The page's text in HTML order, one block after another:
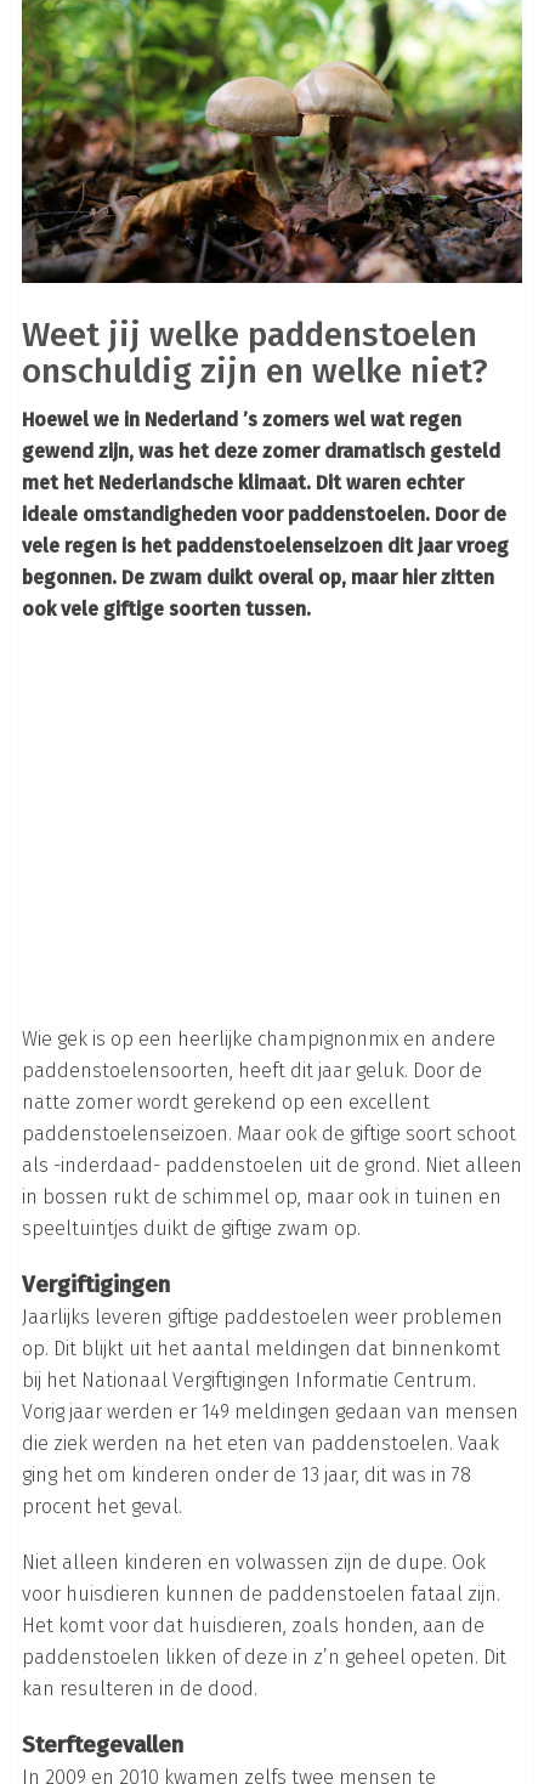
Weet jij welke paddenstoelen
onschuldig zijn en welke niet?
Hoewel we in Nederland ’s zomers wel wat regen
gewend zijn, was het deze zomer dramatisch gesteld
met het Nederlandsche klimaat. Dit waren echter
ideale omstandigheden voor paddenstoelen. Door de
vele regen is het paddenstoelenseizoen dit jaar vroeg
begonnen. De zwam duikt overal op, maar hier zitten
ook vele giftige soorten tussen.
Wie gek is op een heerlijke champignonmix en andere
paddenstoelensoorten, heeft dit jaar geluk. Door de
natte zomer wordt gerekend op een excellent
paddenstoelenseizoen. Maar ook de giftige soort schoot
als -inderdaad- paddenstoelen uit de grond. Niet alleen
in bossen rukt de schimmel op, maar ook in tuinen en
speeltuintjes duikt de giftige zwam op.
Vergiftigingen
Jaarlijks leveren giftige paddestoelen weer problemen
op. Dit blijkt uit het aantal meldingen dat binnenkomt
bij het Nationaal Vergiftigingen Informatie Centrum.
Vorig jaar werden er 149 meldingen gedaan van mensen
die ziek werden na het eten van paddenstoelen. Vaak
ging het om kinderen onder de 13 jaar, dit was in 78
procent het geval.
Niet alleen kinderen en volwassen zijn de dupe. Ook
voor huisdieren kunnen de paddenstoelen fataal zijn.
Het komt voor dat huisdieren, zoals honden, aan de
paddenstoelen likken of deze in z’n geheel opeten. Dit
kan resulteren in de dood.
Sterftegevallen
In 2009 en 2010 kwamen zelfs twee mensen te